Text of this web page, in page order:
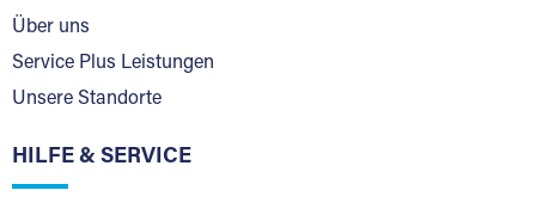
Über uns
Service Plus Leistungen
Unsere Standorte
HILFE & SERVICE